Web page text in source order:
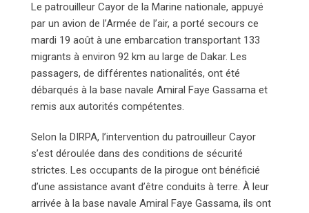
Le patrouilleur Cayor de la Marine nationale, appuyé
par un avion de l’Armée de l’air, a porté secours ce
mardi 19 août à une embarcation transportant 133
migrants à environ 92 km au large de Dakar. Les
passagers, de différentes nationalités, ont été
débarqués à la base navale Amiral Faye Gassama et
remis aux autorités compétentes.
Selon la DIRPA, l’intervention du patrouilleur Cayor
s’est déroulée dans des conditions de sécurité
strictes. Les occupants de la pirogue ont bénéficié
d’une assistance avant d’être conduits à terre. À leur
arrivée à la base navale Amiral Faye Gassama, ils ont